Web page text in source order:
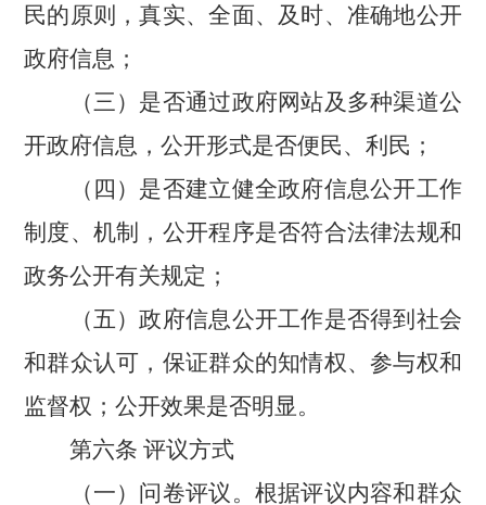
民的原则，真实、全面、及时、准确地公开
政府信息；
（三）是否通过政府网站及多种渠道公
开政府信息，公开形式是否便民、利民；
（四）是否建立健全政府信息公开工作
制度、机制，公开程序是否符合法律法规和
政务公开有关规定；
（五）政府信息公开工作是否得到社会
和群众认可，保证群众的知情权、参与权和
监督权；公开效果是否明显。
第六条 评议方式
（一）问卷评议。根据评议内容和群众